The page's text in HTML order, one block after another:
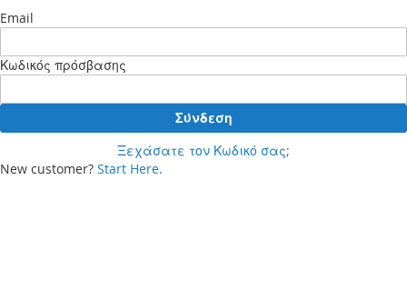
Email
Κωδικός πρόσβασης
Σύνδεση
Ξεχάσατε τον Κωδικό σας;
New customer? Start Here.